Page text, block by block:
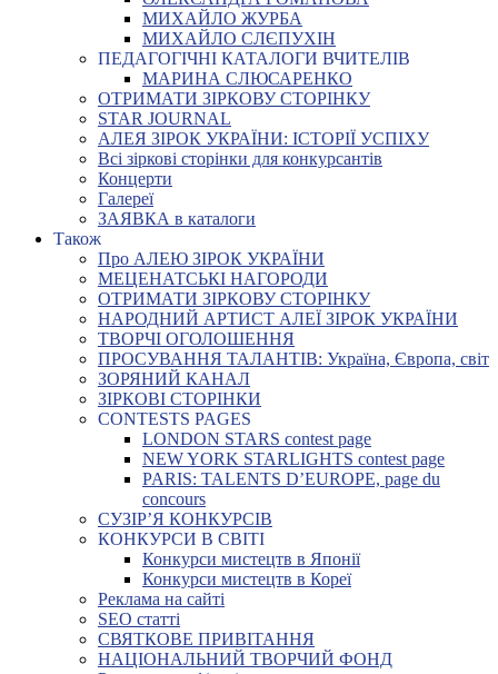
МИХАЙЛО ЖУРБА
МИХАЙЛО СЛЄПУХІН
ПЕДАГОГІЧНІ КАТАЛОГИ ВЧИТЕЛІВ
МАРИНА СЛЮСАРЕНКО
ОТРИМАТИ ЗІРКОВУ СТОРІНКУ
STAR JOURNAL
АЛЕЯ ЗІРОК УКРАЇНИ: ІСТОРІЇ УСПІХУ
Всі зіркові сторінки для конкурсантів
Концерти
Галереї
ЗАЯВКА в каталоги
Також
Про АЛЕЮ ЗІРОК УКРАЇНИ
МЕЦЕНАТСЬКІ НАГОРОДИ
ОТРИМАТИ ЗІРКОВУ СТОРІНКУ
НАРОДНИЙ АРТИСТ АЛЕЇ ЗІРОК УКРАЇНИ
ТВОРЧІ ОГОЛОШЕННЯ
ПРОСУВАННЯ ТАЛАНТІВ: Україна, Європа, світ
ЗОРЯНИЙ КАНАЛ
ЗІРКОВІ СТОРІНКИ
CONTESTS PAGES
LONDON STARS contest page
NEW YORK STARLIGHTS contest page
PARIS: TALENTS D’EUROPE, page du
concours
СУЗІР’Я КОНКУРСІВ
КОНКУРСИ В СВІТІ
Конкурси мистецтв в Японії
Конкурси мистецтв в Кореї
Реклама на сайті
SEO статті
СВЯТКОВЕ ПРИВІТАННЯ
НАЦІОНАЛЬНИЙ ТВОРЧИЙ ФОНД